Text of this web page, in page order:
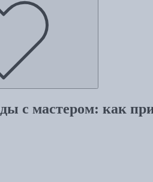
с мастером: как